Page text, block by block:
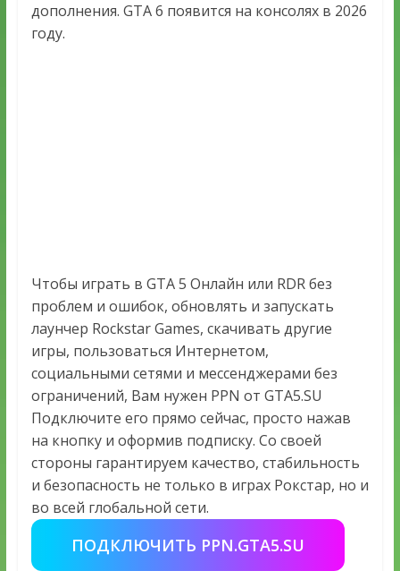
дополнения. GTA 6 появится на консолях в 2026
году.
Чтобы играть в GTA 5 Онлайн или RDR без
проблем и ошибок, обновлять и запускать
лаунчер Rockstar Games, скачивать другие
игры, пользоваться Интернетом,
социальными сетями и мессенджерами без
ограничений, Вам нужен PPN от GTA5.SU
Подключите его прямо сейчас, просто нажав
на кнопку и оформив подписку. Со своей
стороны гарантируем качество, стабильность
и безопасность не только в играх Рокстар, но и
во всей глобальной сети.
ПОДКЛЮЧИТЬ PPN.GTA5.SU